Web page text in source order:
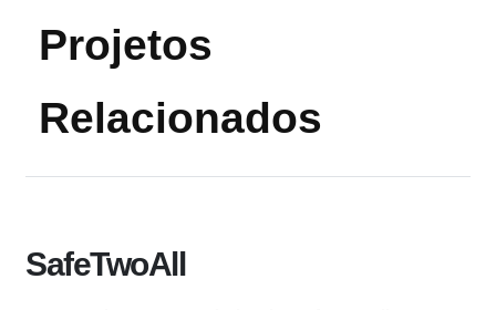
Projetos
Relacionados
SafeTwoAll